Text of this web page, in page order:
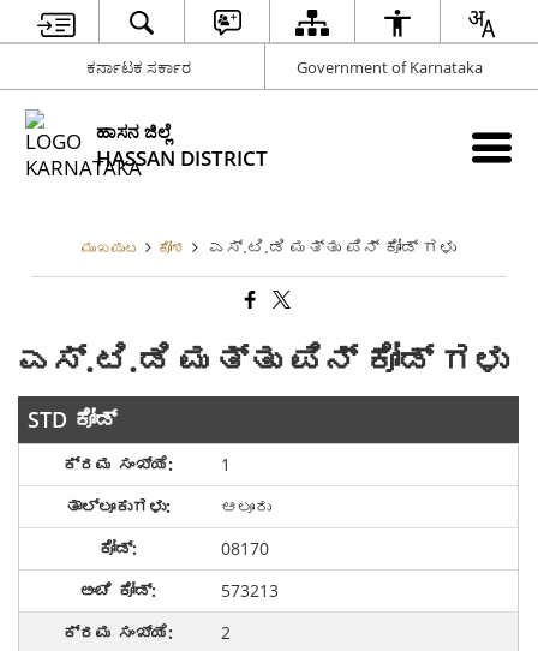
ಕರ್ನಾಟಕ ಸರ್ಕಾರ Government of Karnataka
ಹಾಸನ ಜಿಲ್ಲೆ
HASSAN DISTRICT
ಮುಖಪುಟ ಕೋಶ ಎಸ್.ಟಿ.ಡಿ ಮತ್ತು ಪಿನ್ ಕೋಡ್ ಗಳು
ಎಸ್.ಟಿ.ಡಿ ಮತ್ತು ಪಿನ್ ಕೋಡ್ ಗಳು
STD ಕೋಡ್
1
ಆಲೂರು
08170
573213
2